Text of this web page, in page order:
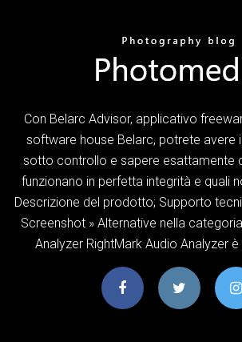
Con Belarc Advisor, applicativo
software house Belarc, potrete avere
sotto controllo e sapere esattamente
funzionano in perfetta integrità e quali
Descrizione del prodotto; Supporto
Screenshot » Alternative nella
Analyzer RightMark Audio Analyzer